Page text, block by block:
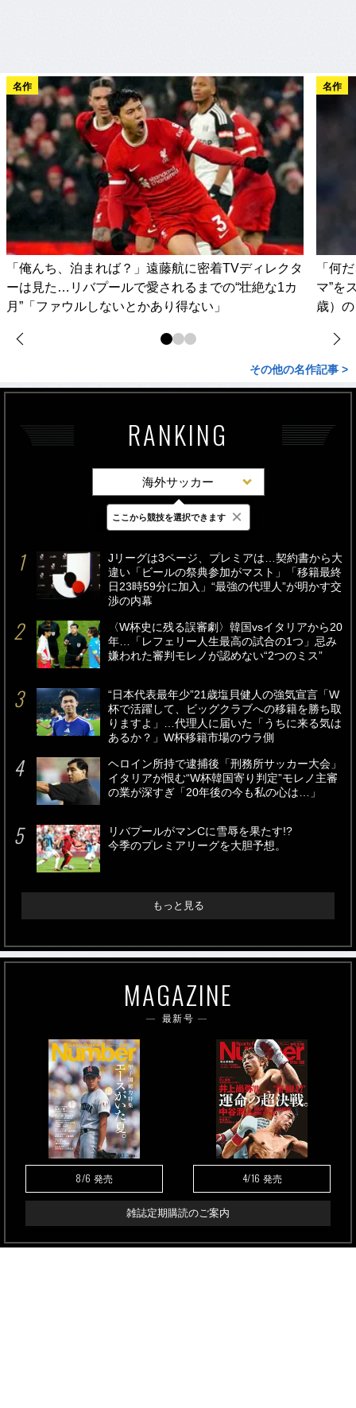
名作
「俺んち、泊まれば？」遠藤航に密着TVディレクタ
ーは見た…リバプールで愛されるまでの“壮絶な1カ
月”「ファウルしないとかあり得ない」
名作
「何
マ”を
歳）
その他の名作記事 >
RANKING
海外サッカー
最新 24時間 週間
Jリーグは3ページ、プレミアは…契約書から大
違い「ビールの祭典参加がマスト」「移籍最終
日23時59分に加入」“最強の代理人”が明かす交
渉の内幕
〈W杯史に残る誤審劇〉韓国vsイタリアから20
年…「レフェリー人生最高の試合の1つ」忌み
嫌われた審判モレノが認めない“2つのミス”
“日本代表最年少”21歳塩貝健人の強気宣言「W
杯で活躍して、ビッグクラブへの移籍を勝ち取
りますよ」…代理人に届いた「うちに来る気は
あるか？」W杯移籍市場のウラ側
ヘロイン所持で逮捕後「刑務所サッカー大会」
イタリアが恨む“W杯韓国寄り判定”モレノ主審
の業が深すぎ「20年後の今も私の心は…」
リバプールがマンCに雪辱を果たす!?
今季のプレミアリーグを大胆予想。
もっと見る
MAGAZINE
最新号
8/6 発売 4/16 発売
雑誌定期購読のご案内
ここから競技を選択できます ×